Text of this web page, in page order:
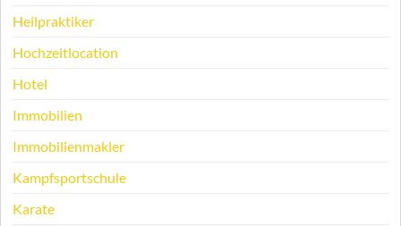
Heilpraktiker
Hochzeitlocation
Hotel
Immobilien
Immobilienmakler
Kampfsportschule
Karate